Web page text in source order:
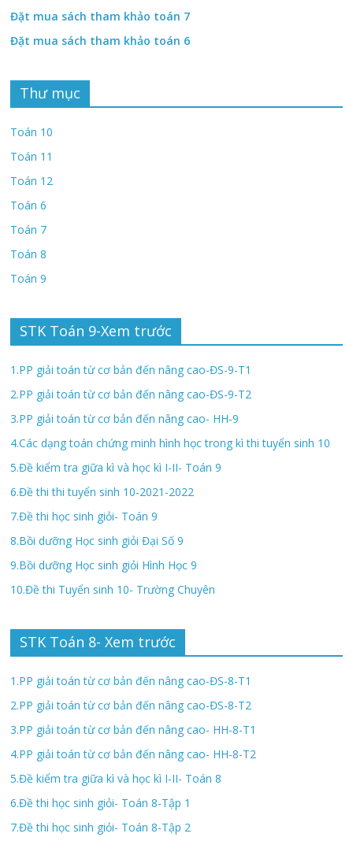
Đặt mua sách tham khảo toán 7
Đặt mua sách tham khảo toán 6
Thư mục
Toán 10
Toán 11
Toán 12
Toán 6
Toán 7
Toán 8
Toán 9
STK Toán 9-Xem trước
1.PP giải toán từ cơ bản đến nâng cao-ĐS-9-T1
2.PP giải toán từ cơ bản đến nâng cao-ĐS-9-T2
3.PP giải toán từ cơ bản đến nâng cao- HH-9
4.Các dạng toán chứng minh hình học trong kì thi tuyển sinh 10
5.Đề kiểm tra giữa kì và học kì I-II- Toán 9
6.Đề thi thi tuyển sinh 10-2021-2022
7.Đề thi học sinh giỏi- Toán 9
8.Bồi dưỡng Học sinh giỏi Đại Số 9
9.Bồi dưỡng Học sinh giỏi Hình Học 9
10.Đề thi Tuyển sinh 10- Trường Chuyên
STK Toán 8- Xem trước
1.PP giải toán từ cơ bản đến nâng cao-ĐS-8-T1
2.PP giải toán từ cơ bản đến nâng cao-ĐS-8-T2
3.PP giải toán từ cơ bản đến nâng cao- HH-8-T1
4.PP giải toán từ cơ bản đến nâng cao- HH-8-T2
5.Đề kiểm tra giữa kì và học kì I-II- Toán 8
6.Đề thi học sinh giỏi- Toán 8-Tập 1
7.Đề thi học sinh giỏi- Toán 8-Tập 2